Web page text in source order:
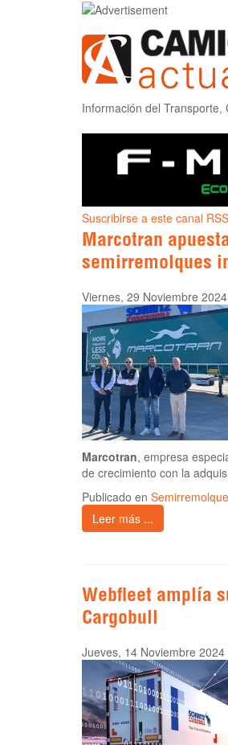
Información del
Suscribirse a este canal RSS
Marcotran
semirremolques
Viernes, 29 Noviembre
Marcotran, empresa
de crecimiento con la
Publicado en
Leer más ...
Webfleet amplía
Cargobull
Jueves, 14 Noviembre 2024